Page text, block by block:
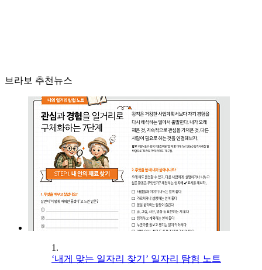
브라보 추천뉴스
1.
‘내게 맞는 일자리 찾기’ 일자리 탐험 노트